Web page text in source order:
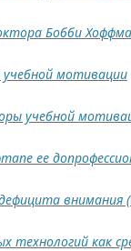
Бобби
учебной мотивации
учебной
ее
внимания
технологий как